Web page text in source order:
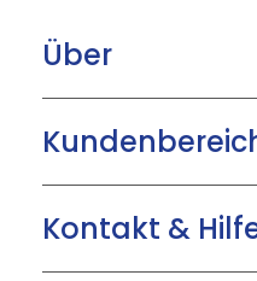
Über
Kontakt &